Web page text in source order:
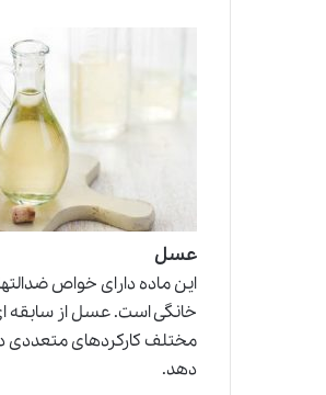
عسل
این ماده دارای خواص
خانگی است. عسل از سابقه
مختلف کارکردهای متعددی
دهد.